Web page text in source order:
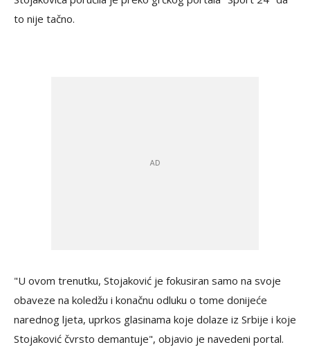
to nije tačno.
"U ovom trenutku, Stojaković je fokusiran samo na svoje
obaveze na koledžu i konačnu odluku o tome donijeće
narednog ljeta, uprkos glasinama koje dolaze iz Srbije i koje
Stojaković čvrsto demantuje", objavio je navedeni portal.